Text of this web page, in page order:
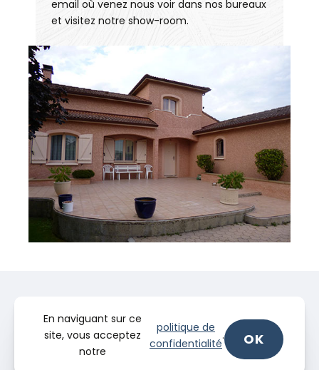
En naviguant sur ce
site, vous acceptez
notre
politique de
confidentialité
. OK
email où venez nous voir dans nos bureaux
et visitez notre show-room.